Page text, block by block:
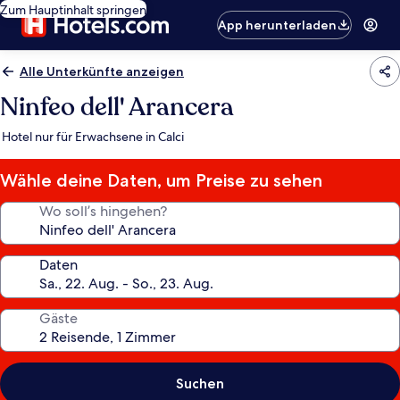
Zum Hauptinhalt springen
App herunterladen
Alle Unterkünfte anzeigen
Ninfeo dell' Arancera
Hotel nur für Erwachsene in Calci
Wähle deine Daten, um Preise zu sehen
Wo soll’s hingehen?
Daten
Gäste
Suchen